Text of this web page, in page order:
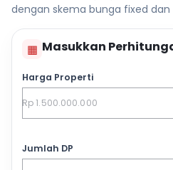
dengan skema bunga fixed
▦ Masukkan
Harga Properti
Jumlah DP